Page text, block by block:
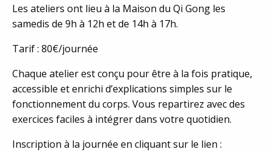
Les ateliers ont lieu à la Maison du Qi Gong les
samedis de 9h à 12h et de 14h à 17h.
Tarif : 80€/journée
Chaque atelier est conçu pour être à la fois pratique,
accessible et enrichi d’explications simples sur le
fonctionnement du corps. Vous repartirez avec des
exercices faciles à intégrer dans votre quotidien.
Inscription à la journée en cliquant sur le lien :